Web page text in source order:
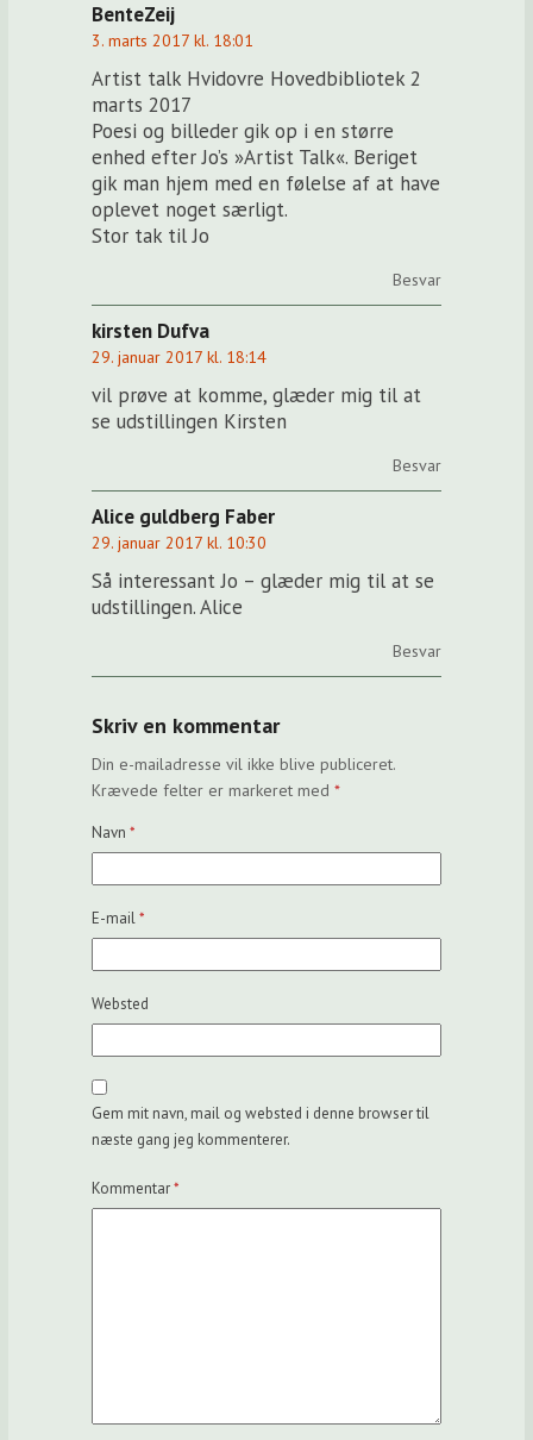
BenteZeij
3. marts 2017 kl. 18:01
Artist talk Hvidovre Hovedbibliotek 2
marts 2017
Poesi og billeder gik op i en større
enhed efter Jo’s »Artist Talk«. Beriget
gik man hjem med en følelse af at have
oplevet noget særligt.
Stor tak til Jo
Besvar
kirsten Dufva
29. januar 2017 kl. 18:14
vil prøve at komme, glæder mig til at
se udstillingen Kirsten
Besvar
Alice guldberg Faber
29. januar 2017 kl. 10:30
Så interessant Jo – glæder mig til at se
udstillingen. Alice
Besvar
Skriv en kommentar
Din e-mailadresse vil ikke blive publiceret.
Krævede felter er markeret med*
Navn*
E-mail*
Websted
Gem mit navn, mail og websted i denne browser til
næste gang jeg kommenterer.
Kommentar*